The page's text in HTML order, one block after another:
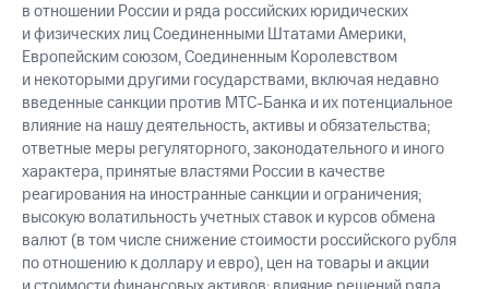
в отношении России и ряда российских юридических
и физических лиц Соединенными Штатами Америки,
Европейским союзом, Соединенным Королевством
и некоторыми другими государствами, включая недавно
введенные санкции против МТС-Банка и их потенциальное
влияние на нашу деятельность, активы и обязательства;
ответные меры регуляторного, законодательного и иного
характера, принятые властями России в качестве
реагирования на иностранные санкции и ограничения;
высокую волатильность учетных ставок и курсов обмена
валют (в том числе снижение стоимости российского рубля
по отношению к доллару и евро), цен на товары и акции